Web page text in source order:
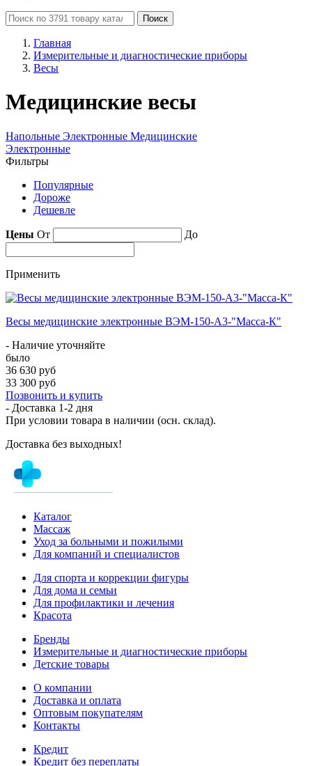
Поиск
Главная
Измерительные и диагностические приборы
Весы
Медицинские весы
Напольные Электронные Медицинские
Электронные
Фильтры
Популярные
Дороже
Дешевле
Цены От До
Применить
Весы медицинские электронные ВЭМ-150-А3-"Масса-К"
- Наличие уточняйте
было
36 630 руб
33 300 руб
Позвонить и купить
- Доставка 1-2 дня
При условии товара в наличии (осн. склад).
Доставка без выходных!
Каталог
Массаж
Уход за больными и пожилыми
Для компаний и специалистов
Для спорта и коррекции фигуры
Для дома и семьи
Для профилактики и лечения
Красота
Бренды
Измерительные и диагностические приборы
Детские товары
О компании
Доставка и оплата
Оптовым покупателям
Контакты
Кредит
Кредит без переплаты